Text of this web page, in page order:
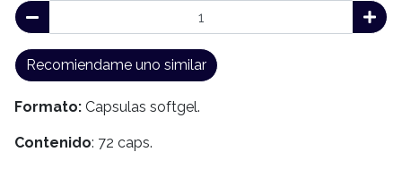
Recomiendame uno similar
Formato: Capsulas softgel.
Contenido: 72 caps.